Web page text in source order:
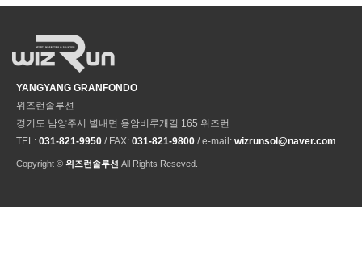
YANGYANG GRANFONDO
위즈런솔루션
경기도 남양주시 별내면 용암비루개길 165 위즈런
TEL: 031-821-9950 / FAX: 031-821-9800 / e-mail: wizrunsol@naver.com
Copyright © 위즈런솔루션 All Rights Reseved.